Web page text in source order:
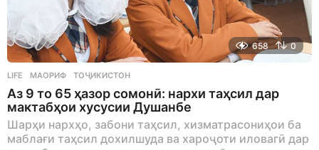
658 0
LIFE МАОРИФ ,ТОҶИКИСТОН
Аз 9 то 65 ҳазор сомонӣ: нархи таҳсил дар
мактабҳои хусусии Душанбе
Шарҳи нархҳо, забони таҳсил, хизматрасониҳои ба
маблағи таҳсил дохилшуда ва хароҷоти иловагӣ дар